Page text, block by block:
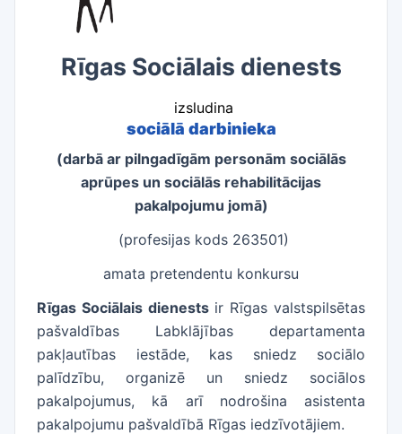
Rīgas Sociālais dienests
izsludina
sociālā darbinieka​
(darbā ar pilngadīgām personām sociālās
aprūpes un sociālās rehabilitācijas
pakalpojumu jomā)
(profesijas kods 263501)
amata pretendentu konkursu
Rīgas Sociālais dienestsir Rīgas valstspilsētas
pašvaldības Labklājības departamenta
pakļautības iestāde, kas sniedz sociālo
palīdzību, organizē un sniedz sociālos
pakalpojumus, kā arī nodrošina asistenta
pakalpojumu pašvaldībā Rīgas iedzīvotājiem.